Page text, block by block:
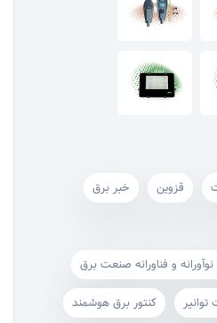
قزوین خبر برق
و فناورانه صنعت برق
کنتور برق هوشمند